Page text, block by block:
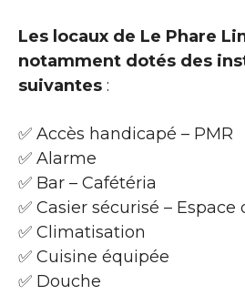
Les locaux de Le Phare
notamment dotés des
suivantes :
✅ Accès handicapé – PMR
✅ Alarme
✅ Bar – Cafétéria
✅ Casier sécurisé –
✅ Climatisation
✅ Cuisine équipée
✅ Douche